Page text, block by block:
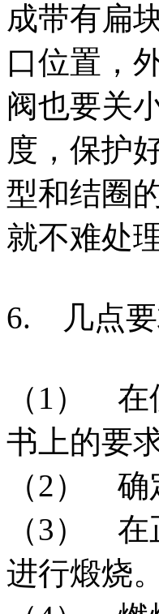
成带有扁
口位置，
阀也要关
度，保护
型和结圈
就不难处理
6. 几点
（1） 在
书上的要
（2） 确
（3） 在
进行煅烧。